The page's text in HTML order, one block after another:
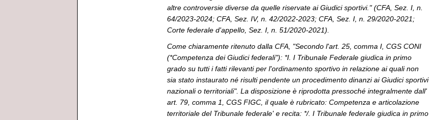
altre controversie diverse da quelle riservate ai Giudici sportivi." (CFA, Sez. I, n.
64/2023-2024; CFA, Sez. IV, n. 42/2022-2023; CFA, Sez. I, n. 29/2020-2021;
Corte federale d'appello, Sez. I, n. 51/2020-2021).
Come chiaramente ritenuto dalla CFA, "Secondo l'art. 25, comma I, CGS CONI
(*Competenza dei Giudici federali"): *I. I Tribunale Federale giudica in primo
grado su tutti i fatti rilevanti per l'ordinamento sportivo in relazione ai quali non
sia stato instaurato né risulti pendente un procedimento dinanzi ai Giudici sportivi
nazionali o territoriali". La disposizione è riprodotta pressoché integralmente dall'
art. 79, comma 1, CGS FIGC, il quale è rubricato: Competenza e articolazione
territoriale del Tribunale federale' e recita: */. I Tribunale federale giudica in primo